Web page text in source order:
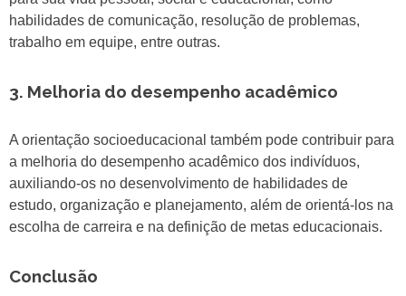
habilidades de comunicação, resolução de problemas,
trabalho em equipe, entre outras.
3. Melhoria do desempenho acadêmico
A orientação socioeducacional também pode contribuir para
a melhoria do desempenho acadêmico dos indivíduos,
auxiliando-os no desenvolvimento de habilidades de
estudo, organização e planejamento, além de orientá-los na
escolha de carreira e na definição de metas educacionais.
Conclusão